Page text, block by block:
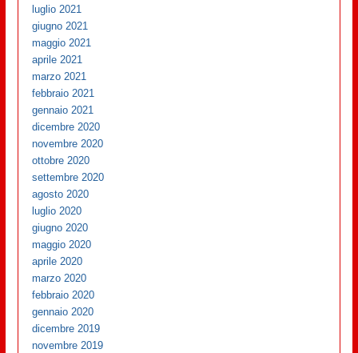
luglio 2021
giugno 2021
maggio 2021
aprile 2021
marzo 2021
febbraio 2021
gennaio 2021
dicembre 2020
novembre 2020
ottobre 2020
settembre 2020
agosto 2020
luglio 2020
giugno 2020
maggio 2020
aprile 2020
marzo 2020
febbraio 2020
gennaio 2020
dicembre 2019
novembre 2019